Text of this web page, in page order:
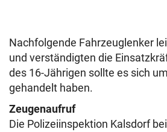
Nachfolgende Fahrzeuglenker
und verständigten die
des 16-Jährigen sollte es sich
gehandelt haben.
Zeugenaufruf
Die Polizeiinspektion Kalsdorf